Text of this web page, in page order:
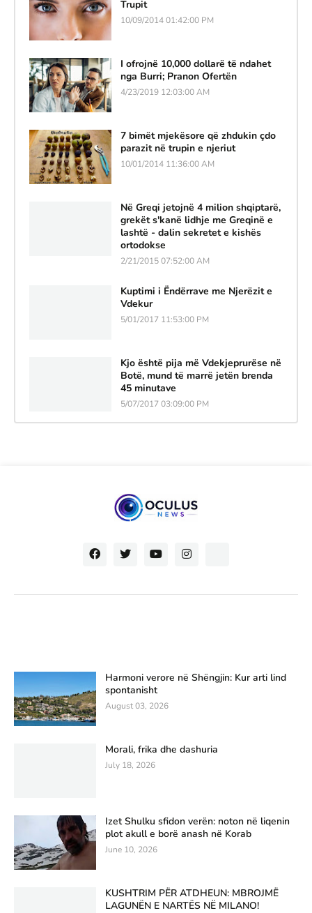
Trupit
10/09/2014 01:42:00 PM
I ofrojnë 10,000 dollarë të ndahet
nga Burri; Pranon Ofertën
4/23/2019 12:03:00 AM
7 bimët mjekësore që zhdukin çdo
parazit në trupin e njeriut
10/01/2014 11:36:00 AM
Në Greqi jetojnë 4 milion shqiptarë,
grekët s'kanë lidhje me Greqinë e
lashtë - dalin sekretet e kishës
ortodokse
2/21/2015 07:52:00 AM
Kuptimi i Ëndërrave me Njerëzit e
Vdekur
5/01/2017 11:53:00 PM
Kjo është pija më Vdekjeprurëse në
Botë, mund të marrë jetën brenda
45 minutave
5/07/2017 03:09:00 PM
Harmoni verore në Shëngjin: Kur arti lind
spontanisht
August 03, 2026
Morali, frika dhe dashuria
July 18, 2026
Izet Shulku sfidon verën: noton në liqenin
plot akull e borë anash në Korab
June 10, 2026
KUSHTRIM PËR ATDHEUN: MBROJMË
LAGUNËN E NARTËS NË MILANO!